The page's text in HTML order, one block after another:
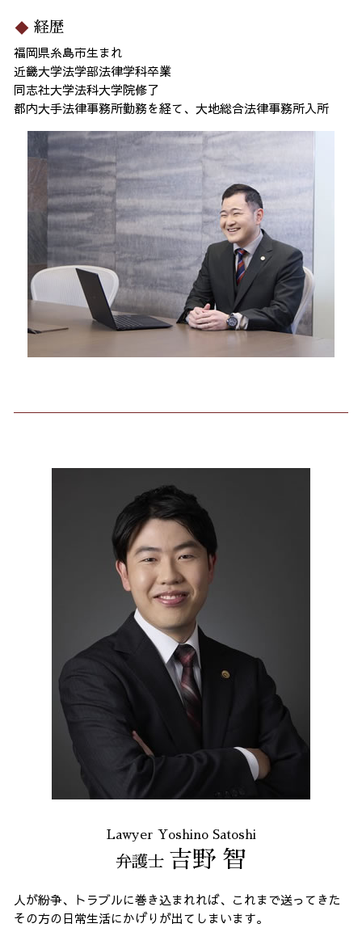
経歴
福岡県糸島市生まれ
近畿大学法学部法律学科卒業
同志社大学法科大学院修了
都内大手法律事務所勤務を経て、大地総合法律事務所入所
Lawyer Yoshino Satoshi
弁護士 吉野 智
人が紛争、トラブルに巻き込まれれば、これまで送ってきた
その方の日常生活にかげりが出てしまいます。